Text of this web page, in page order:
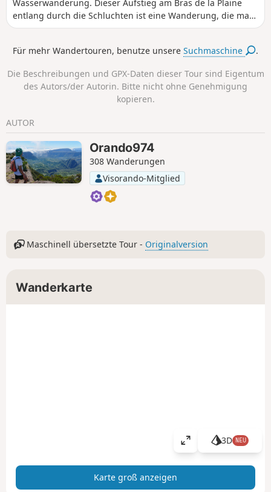
Wasserwanderung. Dieser Aufstieg am Bras de la Plaine
entlang durch die Schluchten ist eine Wanderung, die man
sich verdienen muss. Auf der gesamten Strecke reihen sich
durch die das Licht nur schwer dringt. In diesem herrlichen
genau das macht den Reiz dieser Wanderung aus. Das GPS
empfängt jedoch in den stark eingeschnittenen Abschnitten
Für mehr Wandertouren, benutze unsereSuchmaschine .
Die Beschreibungen und GPX-Daten dieser Tour sind Eigentum
des Autors/der Autorin. Bitte nicht ohne Genehmigung
kopieren.
AUTOR
Orando974
308 Wanderungen
Visorando-Mitglied
Maschinell übersetzte Tour - Originalversion
Wanderkarte
K
3D NEU
Karte groß anzeigen